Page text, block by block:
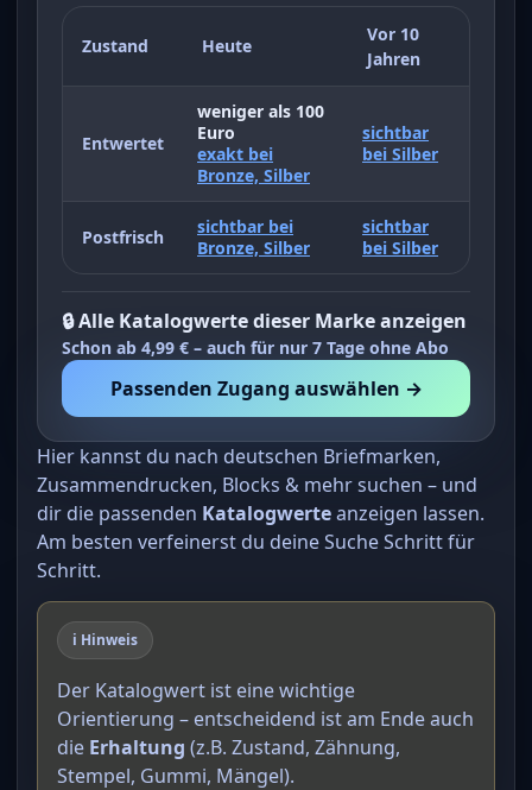
Zustand Heute
Vor 10
Jahren
Entwertet
weniger als 100
Euro
exakt bei
Bronze, Silber
sichtbar
bei Silber
Postfrisch
sichtbar bei
Bronze, Silber
sichtbar
bei Silber
🔒 Alle Katalogwerte dieser Marke anzeigen
Schon ab 4,99 € – auch für nur 7 Tage ohne Abo
Passenden Zugang auswählen →
Hier kannst du nach deutschen Briefmarken,
Zusammendrucken, Blocks & mehr suchen – und
dir die passenden Katalogwerteanzeigen lassen.
Am besten verfeinerst du deine Suche Schritt für
Schritt.
ℹ️ Hinweis
Der Katalogwert ist eine wichtige
Orientierung – entscheidend ist am Ende auch
die Erhaltung (z.B. Zustand, Zähnung,
Stempel, Gummi, Mängel).